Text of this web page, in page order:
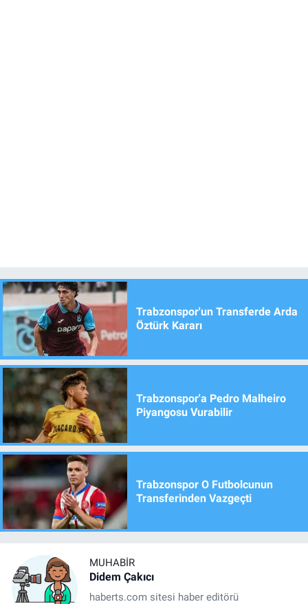
Trabzonspor'un Transferde Arda
Öztürk Kararı
Trabzonspor'a Pedro Malheiro
Piyangosu Vurabilir
Trabzonspor O Futbolcunun
Transferinden Vazgeçti
MUHABIR
Didem Çakıcı
haberts.com sitesi haber editörü